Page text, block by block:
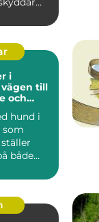
i
och
hund i
som
både